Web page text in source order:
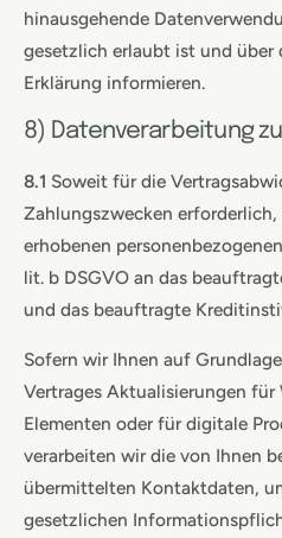
hinausgehende
gesetzlich erlaubt ist und über
Erklärung informieren.
8) Datenverarbeitung
8.1 Soweit für die
Zahlungszwecken
erhobenen
lit. b DSGVO an das
und das beauftragte
Sofern wir Ihnen auf
Vertrages Aktualisierungen
Elementen oder für digitale
verarbeiten wir die von Ihnen
übermittelten Kontaktdaten,
gesetzlichen